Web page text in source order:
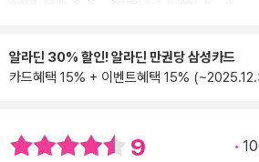
알라딘 30% 할인! 알라딘 만권당 삼성카드
카드혜택 15% + 이벤트혜택 15%
9